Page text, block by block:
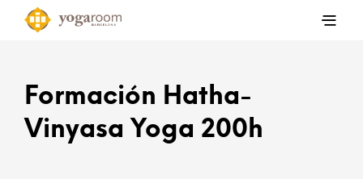
Formación Hatha-
Vinyasa Yoga 200h